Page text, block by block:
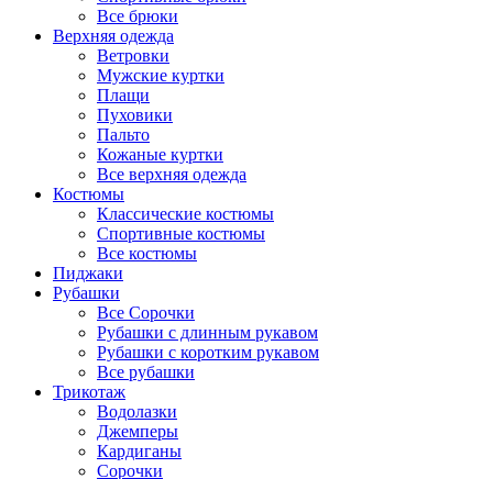
Все брюки
Верхняя одежда
Ветровки
Мужские куртки
Плащи
Пуховики
Пальто
Кожаные куртки
Все верхняя одежда
Костюмы
Классические костюмы
Спортивные костюмы
Все костюмы
Пиджаки
Рубашки
Все Сорочки
Рубашки с длинным рукавом
Рубашки с коротким рукавом
Все рубашки
Трикотаж
Водолазки
Джемперы
Кардиганы
Сорочки